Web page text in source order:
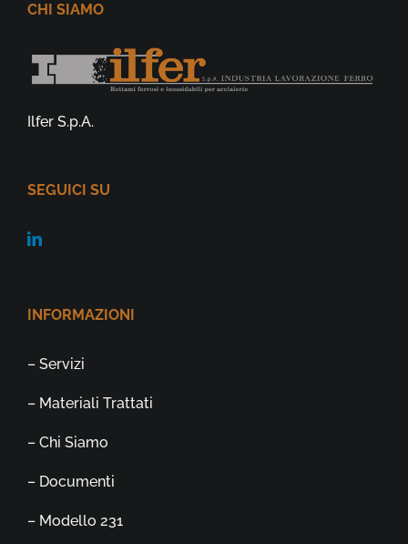
CHI SIAMO
Ilfer S.p.A.
SEGUICI SU
INFORMAZIONI
– Servizi
– Materiali Trattati
– Chi Siamo
– Documenti
– Modello 231